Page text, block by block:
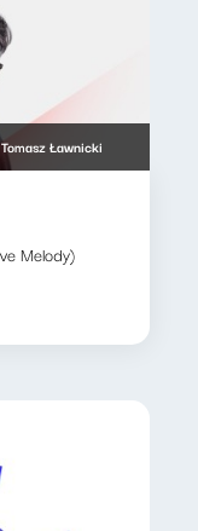
Ławnicki
Melody)